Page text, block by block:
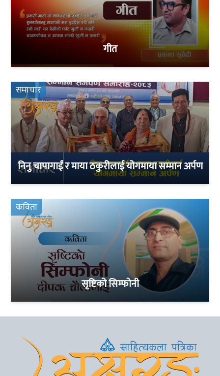
गीत
समाचार
निनु चापागाईं र माया ठकुरीलाई योगमाया सम्मान अर्पण
कविता
सृष्टिको सिम्फोनी